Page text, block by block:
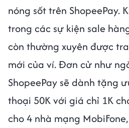
nóng sốt trên ShopeePay.
trong các sự kiện sale
còn thường xuyên được
mới của ví. Đơn cử như
ShopeePay sẽ dành tặng
thoại 50K với giá chỉ 1K
cho 4 nhà mạng